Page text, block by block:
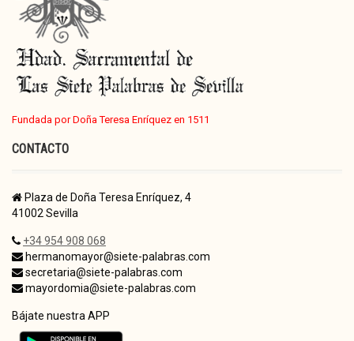
Fundada por Doña Teresa Enríquez en 1511
CONTACTO
Plaza de Doña Teresa Enríquez, 4
41002 Sevilla
+34 954 908 068
hermanomayor@siete-palabras.com
secretaria@siete-palabras.com
mayordomia@siete-palabras.com
Bájate nuestra APP